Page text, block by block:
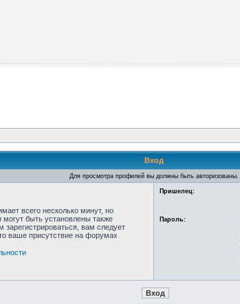
Вход
Для просмотра профилей вы должны быть авторизованы.
всего несколько минут, но
быть установлены также
зарегистрироваться, вам следует
ваше присутствие на форумах
Пришелец:
Пароль: